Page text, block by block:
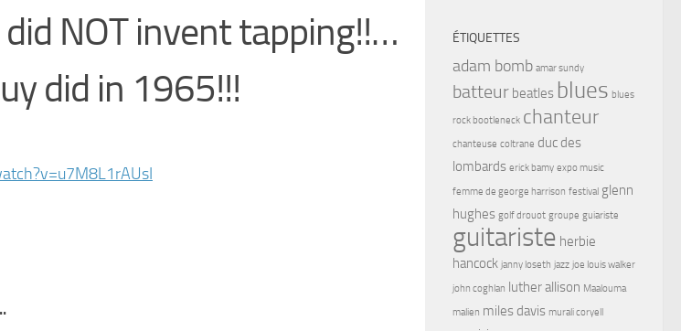
NOT invent tapping!!…
did in 1965!!!
ÉTIQUETTES
adam bomb amar sundy
batteur beatles blues blues
rock bootleneck chanteur
chanteuse coltrane duc des
lombards erick bamy expo music
femme de george harrison festival glenn
hughes golf drouot groupe guiariste
guitariste herbie
hancock janny loseth jazz joe louis walker
john coghlan luther allison Maalouma
malien miles davis murali coryell